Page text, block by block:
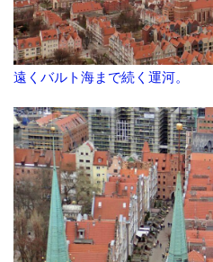
遠くバルト海まで続く運河。